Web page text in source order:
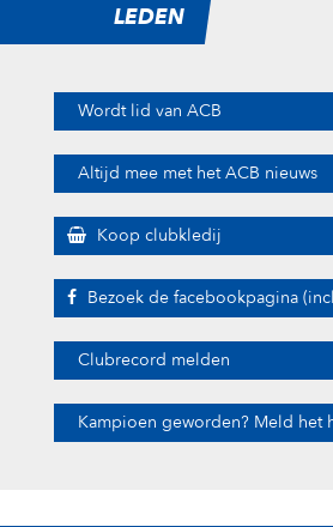
LEDEN
Wordt lid van ACB
Altijd mee met het ACB nieuws
Koop clubkledij
Bezoek de facebookpagina
Clubrecord melden
Kampioen geworden? Meld het